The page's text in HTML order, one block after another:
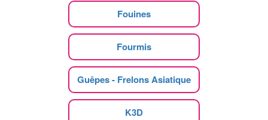
Fouines
Fourmis
Guêpes - Frelons Asiatique
K3D